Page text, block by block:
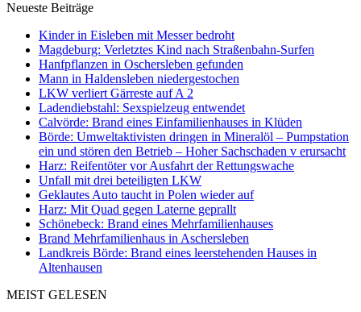
Neueste Beiträge
Kinder in Eisleben mit Messer bedroht
Magdeburg: Verletztes Kind nach Straßenbahn-Surfen
Hanfpflanzen in Oschersleben gefunden
Mann in Haldensleben niedergestochen
LKW verliert Gärreste auf A 2
Ladendiebstahl: Sexspielzeug entwendet
Calvörde: Brand eines Einfamilienhauses in Klüden
Börde: Umweltaktivisten dringen in Mineralöl – Pumpstation
ein und stören den Betrieb – Hoher Sachschaden v erursacht
Harz: Reifentöter vor Ausfahrt der Rettungswache
Unfall mit drei beteiligten LKW
Geklautes Auto taucht in Polen wieder auf
Harz: Mit Quad gegen Laterne geprallt
Schönebeck: Brand eines Mehrfamilienhauses
Brand Mehrfamilienhaus in Aschersleben
Landkreis Börde: Brand eines leerstehenden Hauses in
Altenhausen
MEIST GELESEN